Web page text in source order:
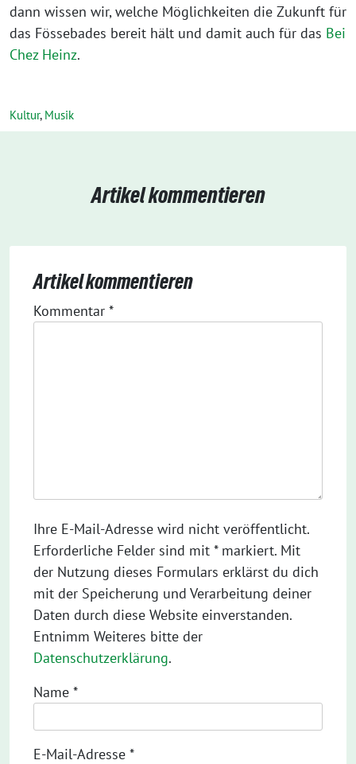
dann wissen wir, welche Möglichkeiten die Zukunft für
das Fössebades bereit hält und damit auch für das Bei
Chez Heinz.
Kultur, Musik
Artikel kommentieren
Artikel kommentieren
Kommentar *
Ihre E-Mail-Adresse wird nicht veröffentlicht.
Erforderliche Felder sind mit * markiert. Mit
der Nutzung dieses Formulars erklärst du dich
mit der Speicherung und Verarbeitung deiner
Daten durch diese Website einverstanden.
Entnimm Weiteres bitte der
Datenschutzerklärung.
Name *
E-Mail-Adresse *